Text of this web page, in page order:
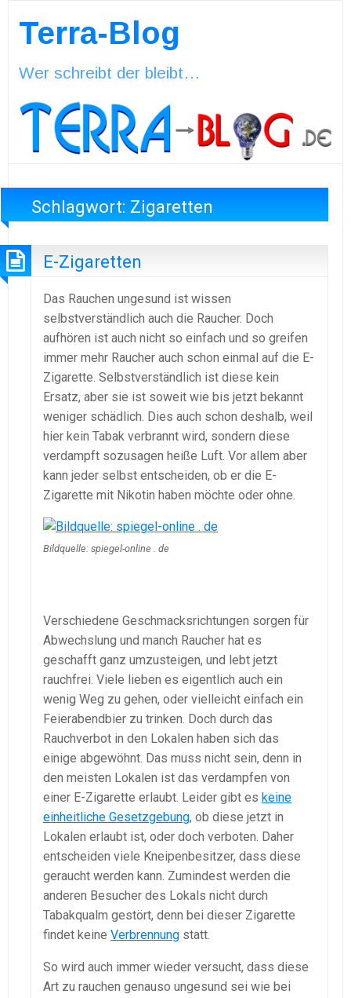
Terra-Blog
Wer schreibt der bleibt…
Schlagwort: Zigaretten
E-Zigaretten
Das Rauchen ungesund ist wissen
selbstverständlich auch die Raucher. Doch
aufhören ist auch nicht so einfach und so greifen
immer mehr Raucher auch schon einmal auf die E-
Zigarette. Selbstverständlich ist diese kein
Ersatz, aber sie ist soweit wie bis jetzt bekannt
weniger schädlich. Dies auch schon deshalb, weil
hier kein Tabak verbrannt wird, sondern diese
verdampft sozusagen heiße Luft. Vor allem aber
kann jeder selbst entscheiden, ob er die E-
Zigarette mit Nikotin haben möchte oder ohne.
Bildquelle: spiegel-online . de
Verschiedene Geschmacksrichtungen sorgen für
Abwechslung und manch Raucher hat es
geschafft ganz umzusteigen, und lebt jetzt
rauchfrei. Viele lieben es eigentlich auch ein
wenig Weg zu gehen, oder vielleicht einfach ein
Feierabendbier zu trinken. Doch durch das
Rauchverbot in den Lokalen haben sich das
einige abgewöhnt. Das muss nicht sein, denn in
den meisten Lokalen ist das verdampfen von
einer E-Zigarette erlaubt. Leider gibt es keine
einheitliche Gesetzgebung, ob diese jetzt in
Lokalen erlaubt ist, oder doch verboten. Daher
entscheiden viele Kneipenbesitzer, dass diese
geraucht werden kann. Zumindest werden die
anderen Besucher des Lokals nicht durch
Tabakqualm gestört, denn bei dieser Zigarette
findet keine Verbrennung statt.
So wird auch immer wieder versucht, dass diese
Art zu rauchen genauso ungesund sei wie bei